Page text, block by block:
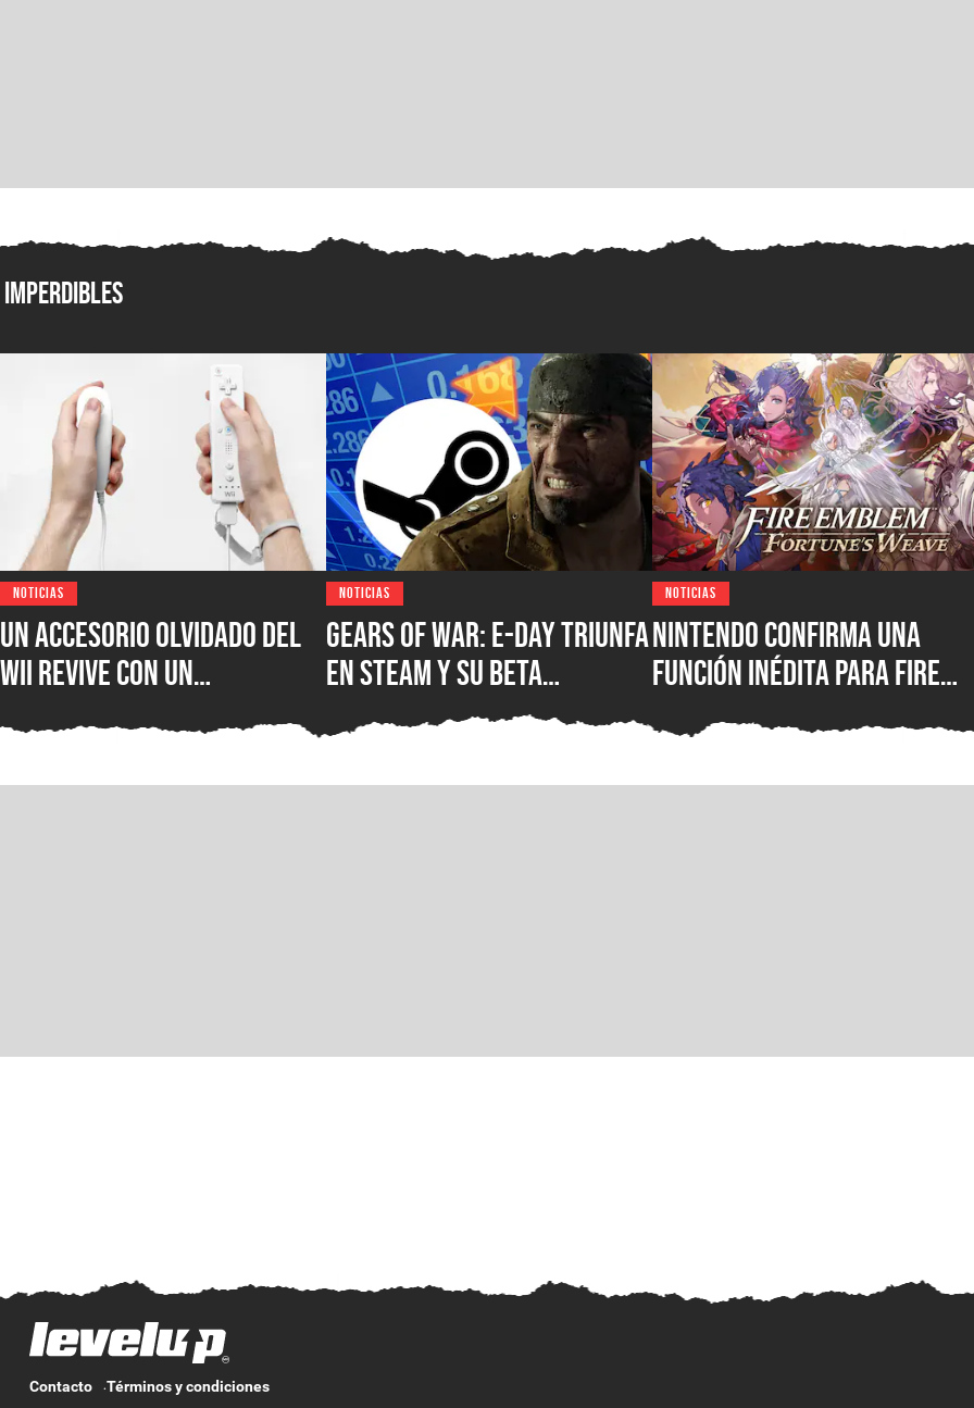
Imperdibles
NOTICIAS
Un accesorio olvidado del
Wii revive con un
sorprendiendo a creadores
de contenido
NOTICIAS
Gears of War: E-Day triunfa
en Steam y su Beta
multijugador ya rompió el
récord histórico de
jugadores de la franquicia
NOTICIAS
Nintendo confirma una
función inédita para Fire
que cambiará la forma de
jugar
Contacto Términos y condiciones